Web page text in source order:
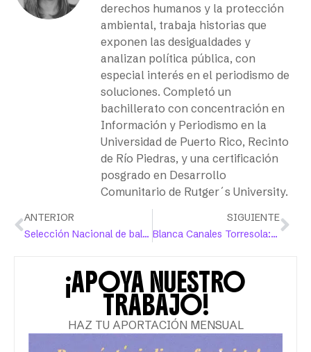
derechos humanos y la protección
ambiental, trabaja historias que
exponen las desigualdades y
analizan política pública, con
especial interés en el periodismo de
soluciones. Completó un
bachillerato con concentración en
Información y Periodismo en la
Universidad de Puerto Rico, Recinto
de Río Piedras, y una certificación
posgrado en Desarrollo
Comunitario de Rutger´s University.
ANTERIOR
Selección Nacional de baloncesto femenino buscará clasificación olímpica
SIGUIENTE
Blanca Canales Torresola: la trabajadora social vuelta revolucionaria
¡APOYA NUESTRO
TRABAJO!
HAZ TU APORTACIÓN MENSUAL